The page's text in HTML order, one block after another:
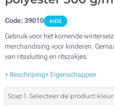
Code:39010 KIDS
Gebruik voor het komende
merchandising voor kinderen.
van ritssluiting en ritszakjes.
+ Beschrijving+ Eigenschappen
Stap 1. Selecteer de product kleur